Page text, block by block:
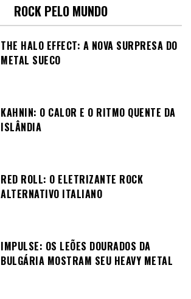
ROCK PELO MUNDO
THE HALO EFFECT: A NOVA SURPRESA DO
METAL SUECO
KAHNIN: O CALOR E O RITMO QUENTE DA
ISLÂNDIA
RED ROLL: O ELETRIZANTE ROCK
ALTERNATIVO ITALIANO
IMPULSE: OS LEÕES DOURADOS DA
BULGÁRIA MOSTRAM SEU HEAVY METAL